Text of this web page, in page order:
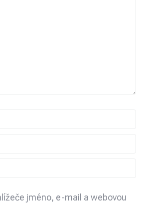
jméno, e-mail a webovou